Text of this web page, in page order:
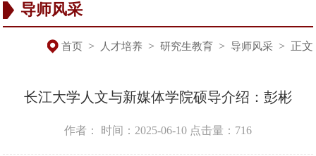
导师风采
首页 > 人才培养 > 研究生教育 > 导师风采 > 正文
长江大学人文与新媒体学院硕导介绍：彭彬
作者： 时间：2025-06-10 点击量： 716